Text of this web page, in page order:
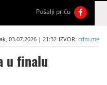
Pošalji priču
03.07.2026 | 21:32 IZVOR: cdm.me
u finalu